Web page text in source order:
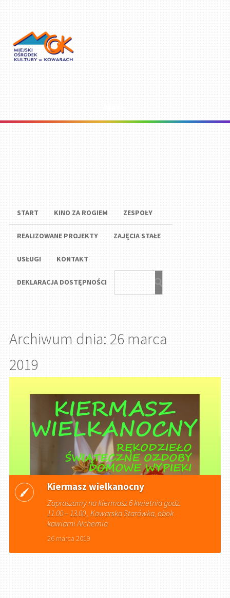
START KINO ZA ROGIEM ZESPOŁY
REALIZOWANE PROJEKTY ZAJĘCIA STAŁE
USŁUGI KONTAKT
DEKLARACJA DOSTĘPNOŚCI
Archiwum dnia: 26 marca
2019
Kiermasz wielkanocny
Zapraszamy na kiermasz 6 kwietnia godz.
11.00 – 13.00 , Kowarska Starówka, obok
kawiarni Alchemia
26 marca 2019